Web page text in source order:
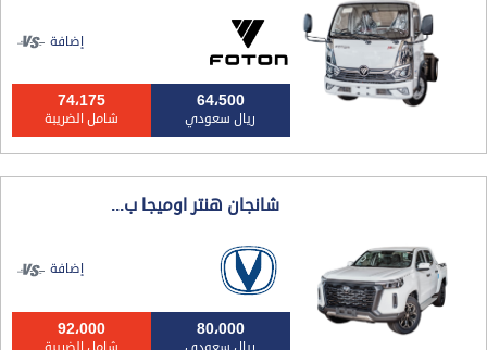
إضافة
64،500
ريال سعودي
74،175
شامل الضريبة
شانجان هنتر اوميجا ب...
إضافة
80،000 92،000